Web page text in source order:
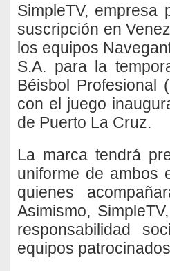
SimpleTV,
suscripción en
los equipos
S.A. para la
Béisbol Profesional
con el juego
de Puerto La Cruz.
La marca tendrá
uniforme de ambos
quienes
Asimismo,
responsabilidad
equipos